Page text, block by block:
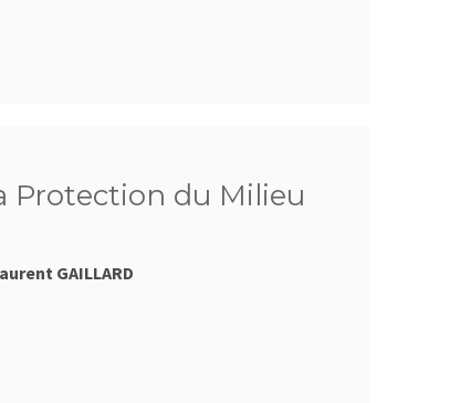
Protection du Milieu
GAILLARD